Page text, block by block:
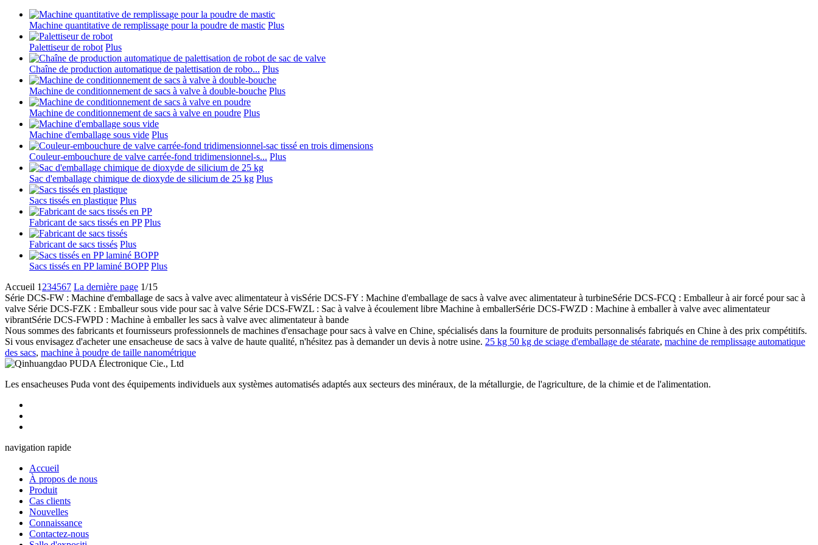
Machine quantitative de remplissage pour la poudre de mastic Plus
Palettiseur de robot Plus
Chaîne de production automatique de palettisation de robo... Plus
Machine de conditionnement de sacs à valve à double-bouche Plus
Machine de conditionnement de sacs à valve en poudre Plus
Machine d'emballage sous vide Plus
Couleur-embouchure de valve carrée-fond tridimensionnel-s... Plus
Sac d'emballage chimique de dioxyde de silicium de 25 kg Plus
Sacs tissés en plastique Plus
Fabricant de sacs tissés en PP Plus
Fabricant de sacs tissés Plus
Sacs tissés en PP laminé BOPP Plus
Accueil 1 234567 La dernière page 1/15
Série DCS-FW : Machine d'emballage de sacs à valve avec alimentateur à visSérie DCS-FY : Machine d'emballage de sacs à valve avec alimentateur à turbineSérie DCS-FCQ : Emballeur à air forcé pour sac à
valve Série DCS-FZK : Emballeur sous vide pour sac à valve Série DCS-FWZL : Sac à valve à écoulement libre Machine à emballerSérie DCS-FWZD : Machine à emballer à valve avec alimentateur
vibrantSérie DCS-FWPD : Machine à emballer les sacs à valve avec alimentateur à bande
Nous sommes des fabricants et fournisseurs professionnels de machines d'ensachage pour sacs à valve en Chine, spécialisés dans la fourniture de produits personnalisés fabriqués en Chine à des prix compétitifs.
Si vous envisagez d'acheter une ensacheuse de sacs à valve de haute qualité, n'hésitez pas à demander un devis à notre usine. 25 kg 50 kg de sciage d'emballage de stéarate, machine de remplissage automatique
des sacs, machine à poudre de taille nanométrique
Les ensacheuses Puda vont des équipements individuels aux systèmes automatisés adaptés aux secteurs des minéraux, de la métallurgie, de l'agriculture, de la chimie et de l'alimentation.
navigation rapide
Accueil
À propos de nous
Produit
Cas clients
Nouvelles
Connaissance
Contactez-nous